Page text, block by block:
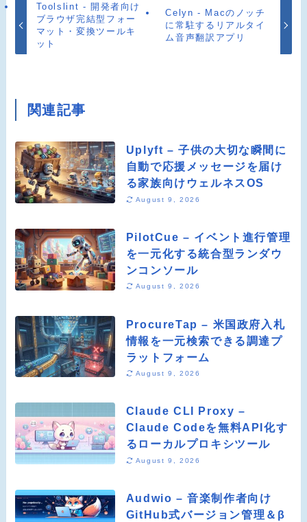
Toolslint - 開発者向け
ブラウザ完結型フォー
マット・変換ツールキ
ット
Celyn - Macのノッチ
に常駐するリアルタイ
ム音声翻訳アプリ
関連記事
Uplyft – 子供の大切な瞬間に
自動で応援メッセージを届け
る家族向けウェルネスOS
August 9, 2026
PilotCue – イベント進行管理
を一元化する統合型ランダウ
ンコンソール
August 9, 2026
ProcureTap – 米国政府入札
情報を一元検索できる調達プ
ラットフォーム
August 9, 2026
Claude CLI Proxy –
Claude Codeを無料API化す
るローカルプロキシツール
August 9, 2026
Audwio – 音楽制作者向け
GitHub式バージョン管理＆β